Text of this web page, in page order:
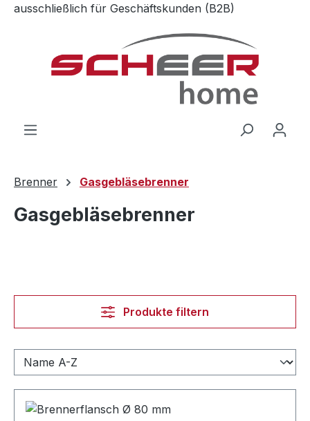
Zum Hauptinhalt springen
ausschließlich für Geschäftskunden (B2B)
Brenner Gasgebläsebrenner
Gasgebläsebrenner
Produkte filtern